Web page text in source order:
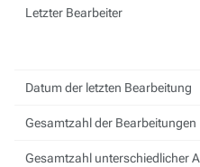
Letzter Bearbeiter
Datum der letzten Bearbeitung
Gesamtzahl der Bearbeitungen
Gesamtzahl unterschiedlicher